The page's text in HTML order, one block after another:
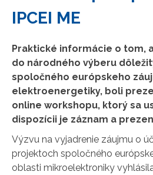
IPCEI ME
Praktické informácie o tom,
do národného výberu
spoločného európskeho
elektroenergetiky, boli
online workshopu, ktorý sa
dispozícii je záznam a
Výzvu na vyjadrenie záujmu o
projektoch spoločného
oblasti mikroelektroniky